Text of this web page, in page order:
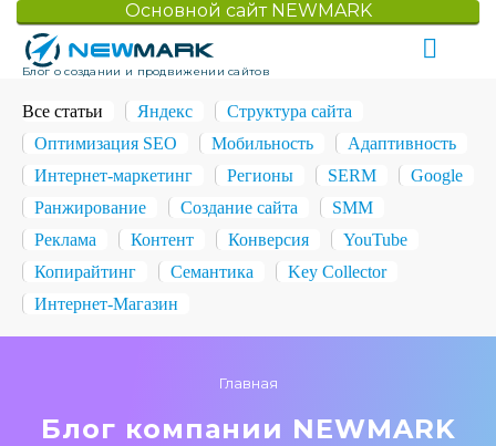
Основной сайт NEWMARK
Блог о создании и продвижении сайтов
Все статьи Яндекс
Структура сайта
Оптимизация SEO
Мобильность
Адаптивность
Интернет-маркетинг
Регионы SERM
Google
Ранжирование
Создание сайта
SMM
Реклама
Контент Конверсия
YouTube
Копирайтинг
Семантика
Key Collector
Интернет-Магазин
Главная
Блог компании NEWMARK